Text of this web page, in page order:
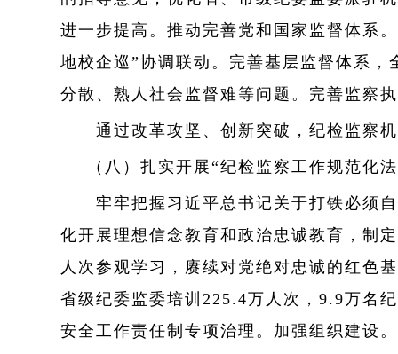
进一步提高。推动完善党和国家监督体系
地校企巡”协调联动。完善基层监督体系
分散、熟人社会监督难等问题。完善监察
通过改革攻坚、创新突破，纪检监察机
（八）扎实开展“纪检监察工作规范化
牢牢把握习近平总书记关于打铁必须自
化开展理想信念教育和政治忠诚教育，制
人次参观学习，赓续对党绝对忠诚的红色
省级纪委监委培训225.4万人次，9.9万名
安全工作责任制专项治理。加强组织建设